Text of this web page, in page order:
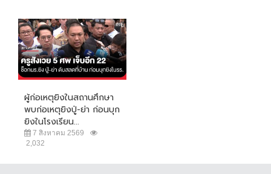
ผู้ก่อเหตุยิงในสถานศึกษา
พบก่อเหตุยิงปู่-ย่า ก่อนบุก
ยิงในโรงเรียน...
7 สิงหาคม 2569
2,032